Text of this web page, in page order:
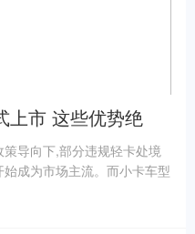
上市 这些优势绝
导向下,部分违规轻卡处境
成为市场主流。而小卡车型